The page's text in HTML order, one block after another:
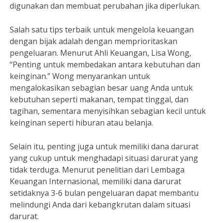
digunakan dan membuat perubahan jika diperlukan.
Salah satu tips terbaik untuk mengelola keuangan
dengan bijak adalah dengan memprioritaskan
pengeluaran. Menurut Ahli Keuangan, Lisa Wong,
“Penting untuk membedakan antara kebutuhan dan
keinginan.” Wong menyarankan untuk
mengalokasikan sebagian besar uang Anda untuk
kebutuhan seperti makanan, tempat tinggal, dan
tagihan, sementara menyisihkan sebagian kecil untuk
keinginan seperti hiburan atau belanja.
Selain itu, penting juga untuk memiliki dana darurat
yang cukup untuk menghadapi situasi darurat yang
tidak terduga. Menurut penelitian dari Lembaga
Keuangan Internasional, memiliki dana darurat
setidaknya 3-6 bulan pengeluaran dapat membantu
melindungi Anda dari kebangkrutan dalam situasi
darurat.